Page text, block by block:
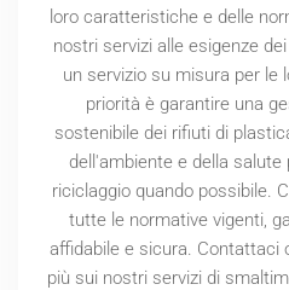
loro caratteristiche e delle
nostri servizi alle esigenze
un servizio su misura per le
priorità è garantire una
sostenibile dei rifiuti di
dell'ambiente e della salute
riciclaggio quando possibile.
tutte le normative vigenti,
affidabile e sicura. Contattaci
più sui nostri servizi di